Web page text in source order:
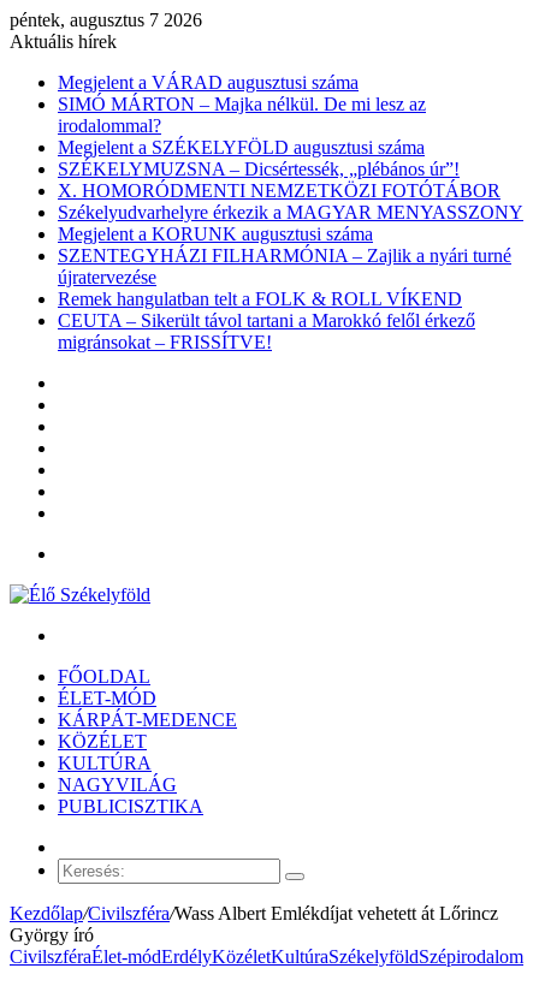
péntek, augusztus 7 2026
Aktuális hírek
Megjelent a VÁRAD augusztusi száma
SIMÓ MÁRTON – Majka nélkül. De mi lesz az
irodalommal?
Megjelent a SZÉKELYFÖLD augusztusi száma
SZÉKELYMUZSNA – Dicsértessék, „plébános úr”!
X. HOMORÓDMENTI NEMZETKÖZI FOTÓTÁBOR
Székelyudvarhelyre érkezik a MAGYAR MENYASSZONY
Megjelent a KORUNK augusztusi száma
SZENTEGYHÁZI FILHARMÓNIA – Zajlik a nyári turné
újratervezése
Remek hangulatban telt a FOLK & ROLL VÍKEND
CEUTA – Sikerült távol tartani a Marokkó felől érkező
migránsokat – FRISSÍTVE!
FŐOLDAL
ÉLET-MÓD
KÁRPÁT-MEDENCE
KÖZÉLET
KULTÚRA
NAGYVILÁG
PUBLICISZTIKA
cikk
Keresés:
Kezdőlap/Civilszféra/Wass Albert Emlékdíjat vehetett át Lőrincz
György író
CivilszféraÉlet-módErdélyKözéletKultúraSzékelyföldSzépirodalom